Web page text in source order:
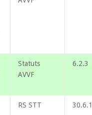
Statuts
AVVF
6.2.3
RS STT 30.6.1